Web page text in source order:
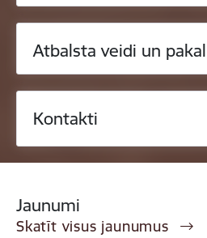
Atbalsta veidi un
Kontakti
Jaunumi
Skatīt visus jaunumus